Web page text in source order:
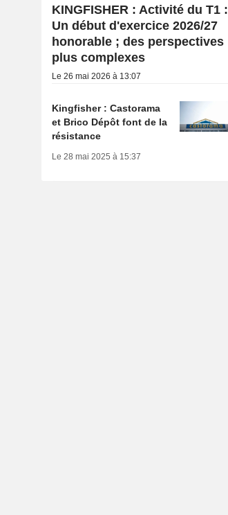
KINGFISHER : Activité du T1 :
Un début d'exercice 2026/27
honorable ; des perspectives
plus complexes
Le 26 mai 2026 à 13:07
Kingfisher : Castorama
et Brico Dépôt font de la
résistance
Le 28 mai 2025 à 15:37